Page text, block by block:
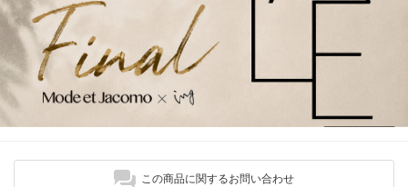
この商品に関するお問い合わせ